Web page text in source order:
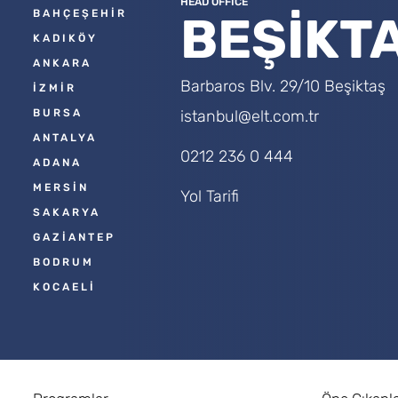
BAHÇEŞEHİR
KADIKÖY
ANKARA
İZMİR
BURSA
ANTALYA
ADANA
MERSİN
SAKARYA
GAZİANTEP
BODRUM
KOCAELİ
Barbaros Blv. 29/10 Beşiktaş
istanbul@elt.com.tr
0212 236 0 444
Yol Tarifi